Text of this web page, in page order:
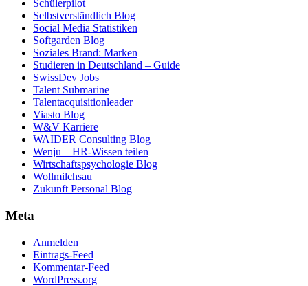
Schülerpilot
Selbstverständlich Blog
Social Media Statistiken
Softgarden Blog
Soziales Brand: Marken
Studieren in Deutschland – Guide
SwissDev Jobs
Talent Submarine
Talentacquisitionleader
Viasto Blog
W&V Karriere
WAIDER Consulting Blog
Wenju – HR-Wissen teilen
Wirtschaftspsychologie Blog
Wollmilchsau
Zukunft Personal Blog
Meta
Anmelden
Eintrags-Feed
Kommentar-Feed
WordPress.org